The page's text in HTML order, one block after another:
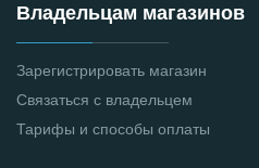
Владельцам магазинов
Зарегистрировать магазин
Связаться с владельцем
Тарифы и способы оплаты